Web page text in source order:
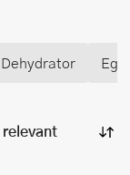
Dehydrator